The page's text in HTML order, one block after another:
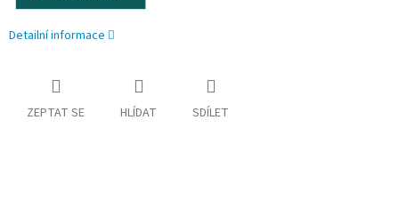
Detailní informace
ZEPTAT SE HLÍDAT SDÍLET